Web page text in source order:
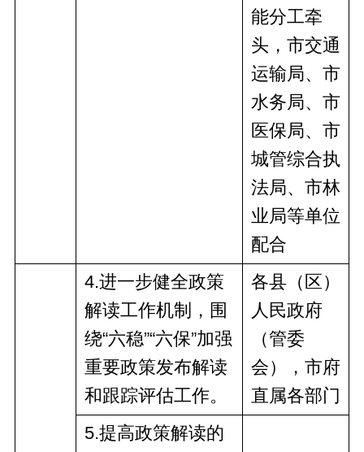
能分工牵
头，市交通
运输局、市
水务局、市
医保局、市
城管综合执
法局、市林
业局等单位
配合
4.进一步健全政策
解读工作机制，围
绕“六稳”“六保”加强
重要政策发布解读
和跟踪评估工作。
各县（区）
人民政府
（管委
会），市府
直属各部门
5.提高政策解读的